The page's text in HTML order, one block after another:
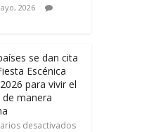
2026
se dan cita
Escénica
para vivir el
manera
desactivados